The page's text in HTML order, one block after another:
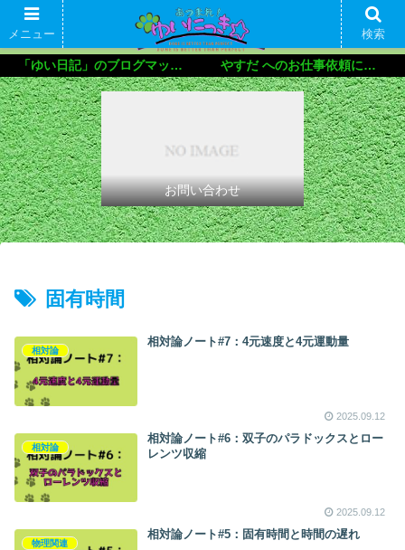
「ゆい日記」のブログマップ🌝 やすだ へのお仕事依頼について
お問い合わせ
固有時間
相対論
相対論ノート#7：4元速度と4元運動量
2025.09.12
相対論
相対論ノート#6：双子のパラドックスとロー
レンツ収縮
2025.09.12
物理関連
相対論ノート#5：固有時間と時間の遅れ
メニュー 検索